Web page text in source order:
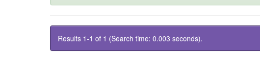
Results 1-1 of 1 (Search time: 0.003 seconds).